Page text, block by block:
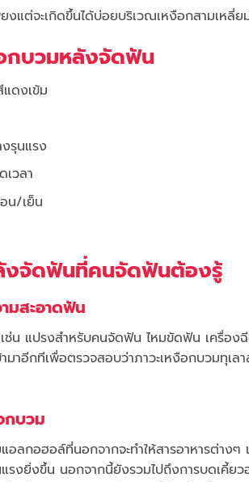
แต่จะเกิดขึ้นได้บ่อยบริเวณเหงือกสามเหลี่ย
กบวมหลังจัดฟัน
ดงเข้ม
รุนแรง
วลา
น/เย็น
งจัดฟันที่คนจัดฟันต้องรู้
มสะอาดฟัน
น แปรงสำหรับคนจัดฟัน ไหมขัดฟัน เครื่องฉี
าอีกทีเพื่อตรวจสอบว่าภาวะเหงือกบวมทุเล
กบวม
อลกอฮอล์ที่นอกจากจะทำให้สารอาหารต่าง
รงยิ่งขึ้น นอกจากนี้ยังรวมไปถึงการบดเคี้ย